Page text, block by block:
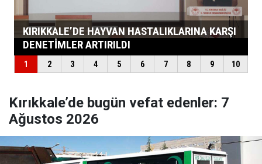
Kırıkkale’de bugün vefat edenler: 7
Ağustos 2026